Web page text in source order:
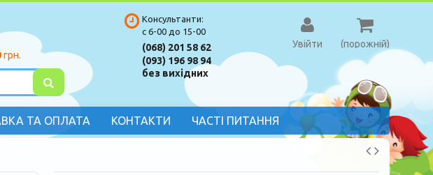
грн.
(порожній)
Увійти
Консультанти:
с 6-00 до 15-00
(068) 201 58 62
(093) 196 98 94
без вихідних
ТА ОПЛАТА КОНТАКТИ ЧАСТІ ПИТАННЯ